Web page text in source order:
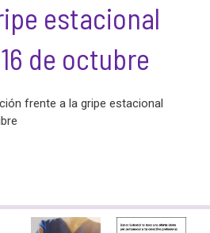
estacional
de octubre
frente a la gripe estacional